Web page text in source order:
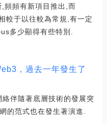
頻頻有新項目推出,而
較于以往較為常規,有一定
多少顯得有些特別.
，過去一年發生了
伴隨著底層技術的發展突
的范式也在發生著演進.